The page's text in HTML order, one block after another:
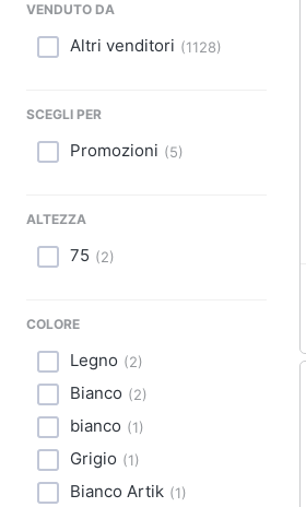
Abbigliamento
Animali
VENDUTO DA
Altri venditori (1128)
SCEGLI PER
Promozioni (5)
ALTEZZA
75 (2)
COLORE
Legno (2)
Bianco (2)
bianco (1)
Grigio (1)
Bianco Artik (1)